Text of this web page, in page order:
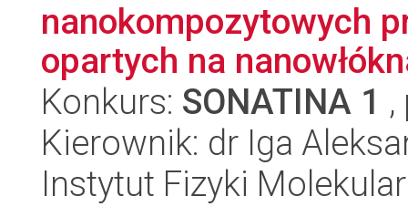
nanokompozytowych
opartych na
Konkurs: SONATINA 1
Kierownik: dr Iga
Instytut Fizyki